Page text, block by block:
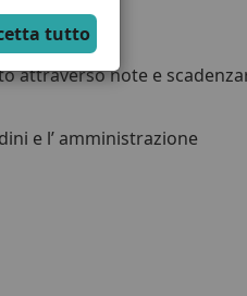
attraverso note e
e l’ amministrazione
tutto